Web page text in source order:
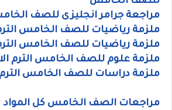
مراجعة جرامر انجليزى للصف
ملزمة رياضيات للصف الخامس
ملزمة رياضيات للصف الخامس
ملزمة علوم للصف الخامس الترم
ملزمة دراسات للصف الخامس الترم
مراجعات الصف الخامس كل المواد